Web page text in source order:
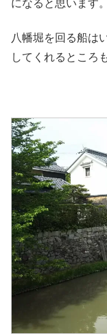
になると思います。
八幡堀を回る船は
してくれるところ